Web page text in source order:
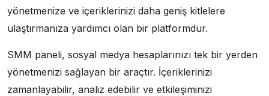
yönetmenize ve içeriklerinizi daha geniş kitlelere
ulaştırmanıza yardımcı olan bir platformdur.
SMM paneli, sosyal medya hesaplarınızı tek bir yerden
yönetmenizi sağlayan bir araçtır. İçeriklerinizi
zamanlayabilir, analiz edebilir ve etkileşiminizi